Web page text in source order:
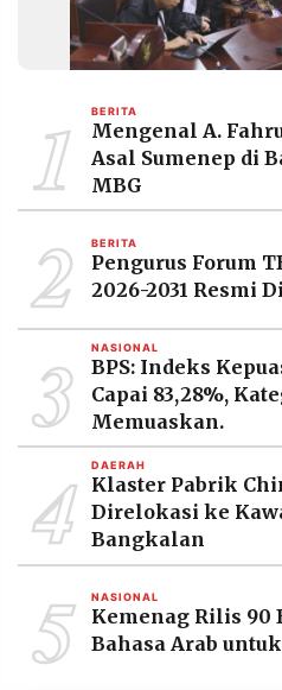
Resolusi.co
PT.
RESOLUSI
MEDIA
PRAMUDITA
1 BERITA
Mengenal A.
Asal Sumenep di
MBG
2 BERITA
Pengurus Forum
2026-2031 Resmi
3 NASIONAL
BPS: Indeks
Capai 83,28%,
Memuaskan.
4 DAERAH
Klaster Pabrik
Direlokasi ke
Bangkalan
5 NASIONAL
Kemenag Rilis 90
Bahasa Arab